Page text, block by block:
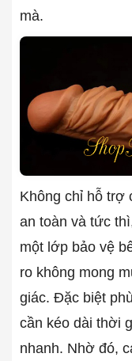
mà.
Không chỉ hỗ trợ
an toàn và tức
một lớp bảo vệ
ro không mong
giác. Đặc biệt
cần kéo dài thời
nhanh. Nhờ đó,